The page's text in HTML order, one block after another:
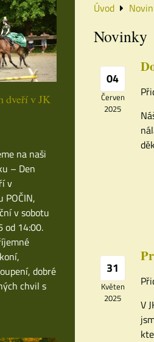
Úvod
Novinky
04
Červen
2025
31
Květen
2025
V
dveří v JK
na naši
– Den
v
POČIN,
v sobotu
od 14:00.
dobré
chvil s